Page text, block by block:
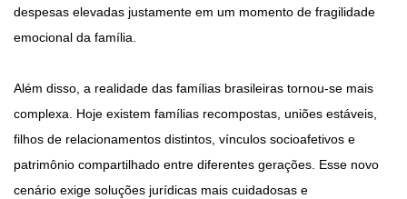
despesas elevadas justamente em um momento de fragilidade
emocional da família.
Além disso, a realidade das famílias brasileiras tornou-se mais
complexa. Hoje existem famílias recompostas, uniões estáveis,
filhos de relacionamentos distintos, vínculos socioafetivos e
patrimônio compartilhado entre diferentes gerações. Esse novo
cenário exige soluções jurídicas mais cuidadosas e